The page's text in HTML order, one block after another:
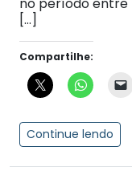
[…]
Compartilhe:
Continue lendo